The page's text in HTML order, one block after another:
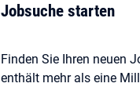
Jobsuche starten
Finden Sie Ihren neuen
enthält mehr als eine